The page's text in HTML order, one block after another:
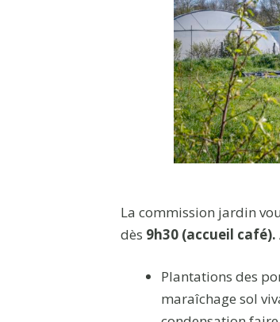
La commission jardin
dès 9h30 (accueil café).
Plantations des
maraîchage sol